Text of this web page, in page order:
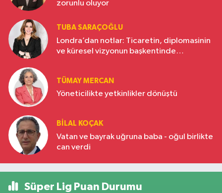
zorunlu oluyor
TUBA SARAÇOĞLU
Londra’dan notlar: Ticaretin, diplomasinin
ve küresel vizyonun başkentinde
TÜMAY MERCAN
Yöneticilikte yetkinlikler dönüştü
BILAL KOÇAK
Vatan ve bayrak uğruna baba - oğul birlikte
can verdi
Süper Lig Puan Durumu